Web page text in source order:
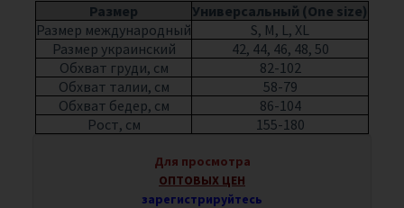
Размер
Универсальный (One size)
Размер международный
S, M, L, XL
Размер украинский
42, 44, 46, 48, 50
Обхват груди, см
82-102
Обхват талии, см
58-79
Обхват бедер, см
86-104
Рост, см
155-180
Для просмотра
ОПТОВЫХ ЦЕН
зарегистрируйтесь